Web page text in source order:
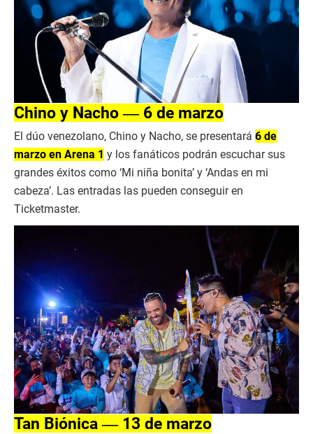
Chino y Nacho ― 6 de marzo
El dúo venezolano, Chino y Nacho, se presentará 6 de
marzo en Arena 1 y los fanáticos podrán escuchar sus
grandes éxitos como ‘Mi niña bonita’ y ‘Andas en mi
cabeza’. Las entradas las pueden conseguir en
Ticketmaster.
Tan Biónica ― 13 de marzo